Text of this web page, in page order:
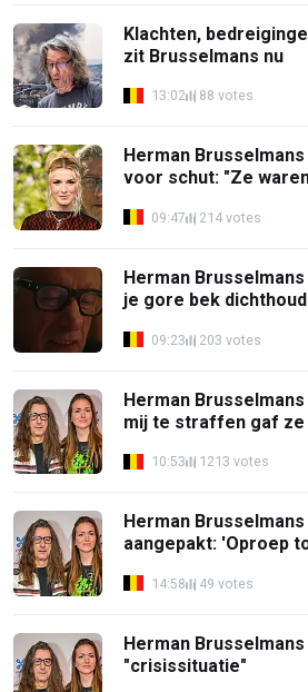
Klachten,
zit Brusselmans nu
13:02 88 votes
Herman
voor schut: "Ze
09:47 214 votes
Herman
je gore bek
09:23 203 votes
Herman
mij te straffen gaf ze
10:53 1213 votes
Herman
aangepakt: 'Oproep
14:58 49 votes
Herman
"crisissituatie"